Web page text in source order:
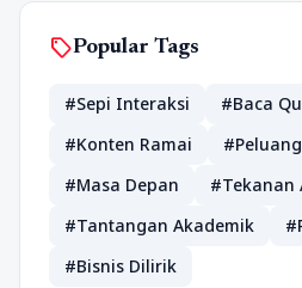
sellPopular Tags
#Sepi Interaksi
#Baca
#Konten Ramai
#Masa Depan
#Tekanan
#Tantangan Akademik
#Bisnis Dilirik